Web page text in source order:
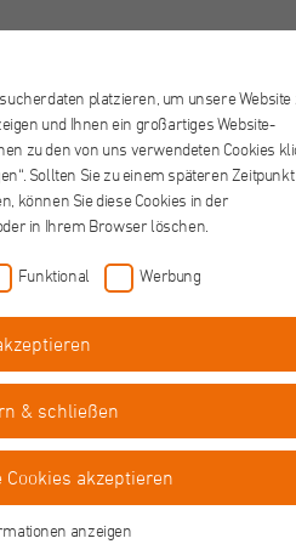
Job
Stärken ebenso
sind unsere aktuellen
Arbeitszeit
platzieren, um unsere Website
und Ihnen ein großartiges Website-
zu den von uns verwendeten Cookies
Sollten Sie zu einem späteren
können Sie diese Cookies in der
in Ihrem Browser löschen.
Funktional Werbung
& schließen
Cookies akzeptieren
anzeigen